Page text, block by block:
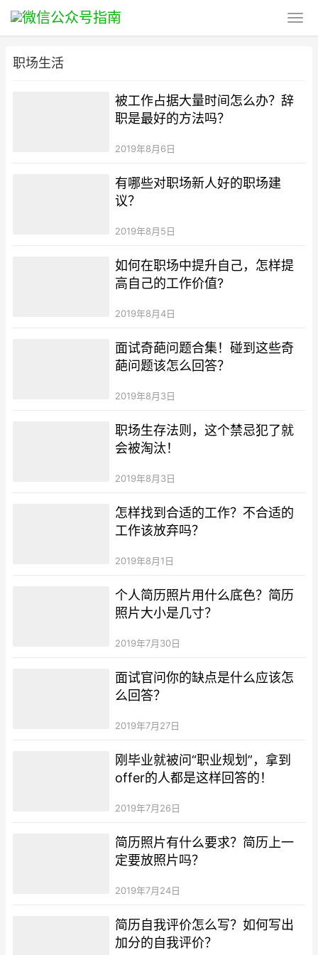
职场生活
被工作占据大量时间怎么办？辞
职是最好的方法吗？
2019年8月6日
有哪些对职场新人好的职场建
议？
2019年8月5日
如何在职场中提升自己，怎样提
高自己的工作价值?
2019年8月4日
面试奇葩问题合集！碰到这些奇
葩问题该怎么回答？
2019年8月3日
职场生存法则，这个禁忌犯了就
会被淘汰！
2019年8月3日
怎样找到合适的工作？不合适的
工作该放弃吗？
2019年8月1日
个人简历照片用什么底色？简历
照片大小是几寸？
2019年7月30日
面试官问你的缺点是什么应该怎
么回答？
2019年7月27日
刚毕业就被问“职业规划”，拿到
offer的人都是这样回答的！
2019年7月26日
简历照片有什么要求？简历上一
定要放照片吗？
2019年7月24日
简历自我评价怎么写？如何写出
加分的自我评价？